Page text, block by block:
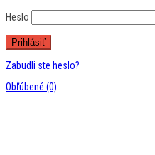
Heslo
Zabudli ste heslo?
Obľúbené (0)